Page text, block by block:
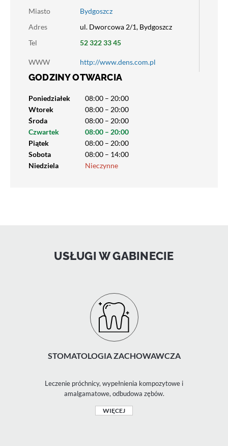
Miasto
Bydgoszcz
Adres
ul. Dworcowa 2/1, Bydgoszcz
Tel
52 322 33 45
WWW http://www.dens.com.pl
GODZINY OTWARCIA
Poniedziałek
08:00 – 20:00
Wtorek
08:00 – 20:00
Środa
08:00 – 20:00
Czwartek
08:00 – 20:00
Piątek
08:00 – 20:00
Sobota
08:00 – 14:00
Niedziela
Nieczynne
USŁUGI W GABINECIE
STOMATOLOGIA ZACHOWAWCZA
Leczenie próchnicy, wypełnienia kompozytowe i
amalgamatowe, odbudowa zębów.
WIĘCEJ